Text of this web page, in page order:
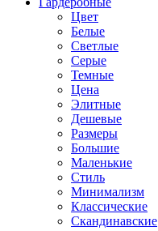
Цвет
Белые
Светлые
Серые
Темные
Цена
Элитные
Дешевые
Размеры
Большие
Маленькие
Стиль
Минимализм
Классические
Скандинавские